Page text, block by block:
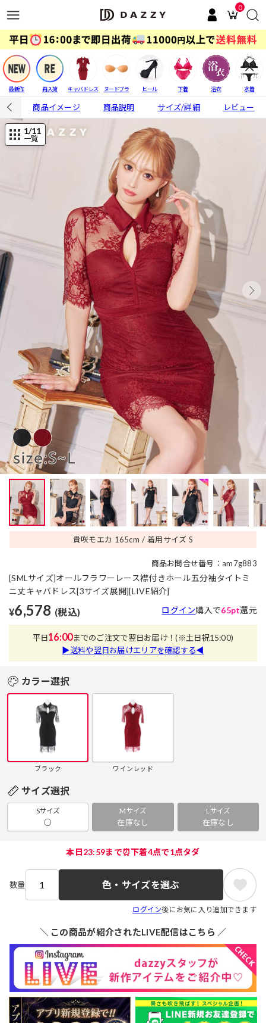
0
最新作 再入荷 キャバドレス ヌードブラ ヒール 下着 浴衣 水着
商品イメージ 商品説明 サイズ/詳細 レビュー
1/11
一覧
貴咲モエカ 165cm 着用サイズ S
商品お問合せ番号：am7g883
[SMLサイズ]オールフラワーレース襟付きホール五分袖タイトミ
ニ丈キャバドレス[3サイズ展開][LIVE紹介]
¥6,578 (税込) ログイン購入で65pt還元
平日16:00までのご注文で翌日お届け！(※土日祝15:00)
▶送料や翌日お届けエリアを確認する◀
カラー選択
ブラック ワインレッド
サイズ選択
Sサイズ
○
Mサイズ
在庫なし
Lサイズ
在庫なし
本日23:59まで⏰下着4点で1点タダ
数量 色・サイズを選ぶ
ログイン後にお気に入り追加できます
＼ この商品が紹介されたLIVE配信はこちら ／